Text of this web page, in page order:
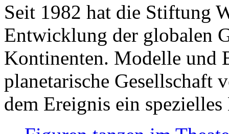
Seit 1982 hat die Stiftung
Entwicklung der globalen
Kontinenten. Modelle und
planetarische Gesellschaft
dem Ereignis ein